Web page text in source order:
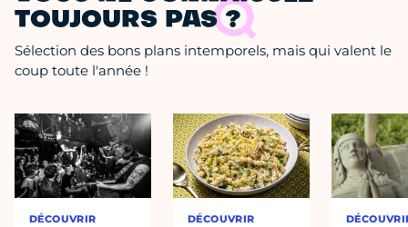
TOUJOURS PAS ?
Sélection des bons plans intemporels, mais qui valent le
coup toute l'année !
DÉCOUVRIR DÉCOUVRIR